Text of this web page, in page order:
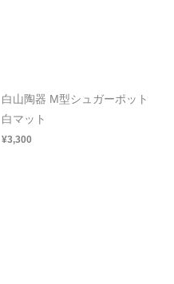
白山陶器 M型シュガーポット
白マット
¥3,300